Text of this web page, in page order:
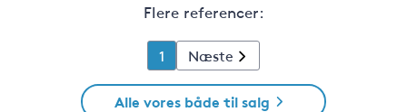
Flere referencer:
1 Næste
Alle vores både til salg